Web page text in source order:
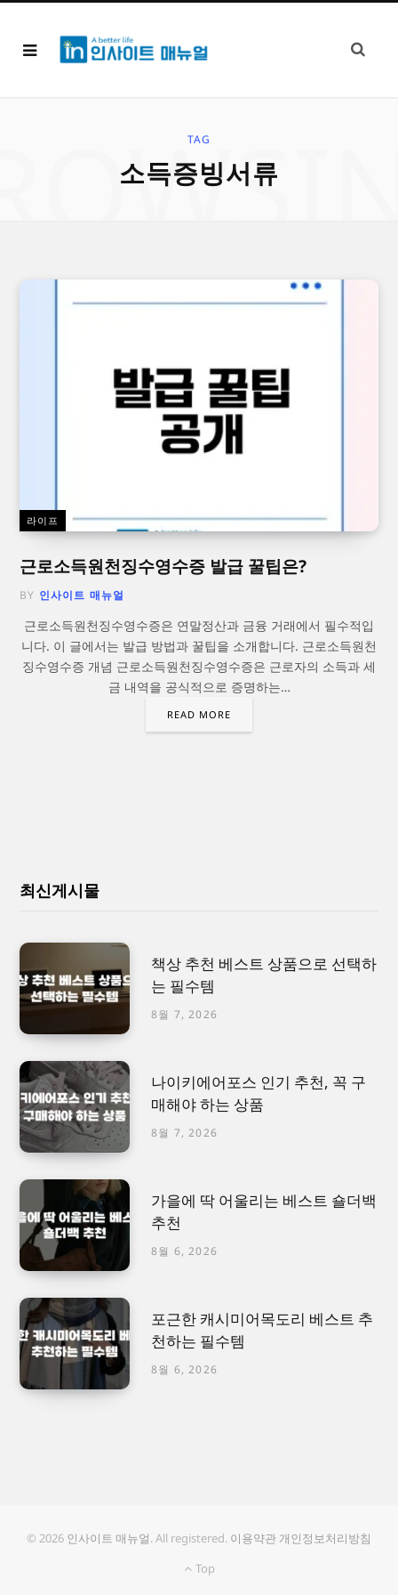
TAG
소득증빙서류
라이프
근로소득원천징수영수증 발급 꿀팁은?
BY 인사이트 매뉴얼
근로소득원천징수영수증은 연말정산과 금융 거래에서 필수적입
니다. 이 글에서는 발급 방법과 꿀팁을 소개합니다. 근로소득원천
징수영수증 개념 근로소득원천징수영수증은 근로자의 소득과 세
금 내역을 공식적으로 증명하는…
READ MORE
최신게시물
책상 추천 베스트 상품으로 선택하
는 필수템
8월 7, 2026
나이키에어포스 인기 추천, 꼭 구
매해야 하는 상품
8월 7, 2026
가을에 딱 어울리는 베스트 숄더백
추천
8월 6, 2026
포근한 캐시미어목도리 베스트 추
천하는 필수템
8월 6, 2026
© 2026 인사이트 매뉴얼. All registered. 이용약관 개인정보처리방침
Top